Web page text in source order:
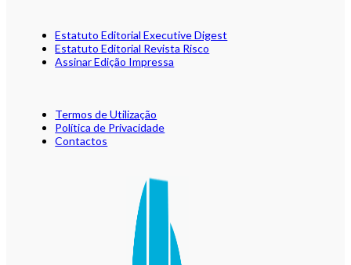
Estatuto Editorial Executive Digest
Estatuto Editorial Revista Risco
Assinar Edição Impressa
Termos de Utilização
Política de Privacidade
Contactos